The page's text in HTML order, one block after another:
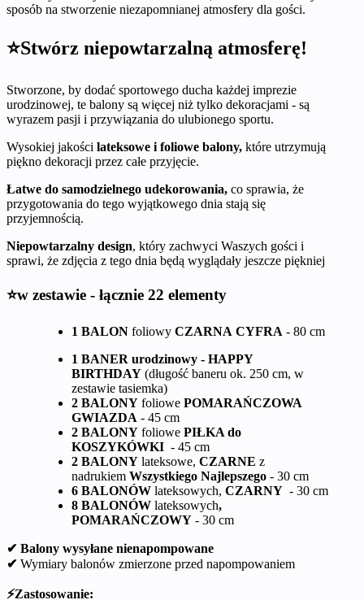
sposób na stworzenie niezapomnianej atmosfery dla gości.
⭐Stwórz niepowtarzalną atmosferę!
Stworzone, by dodać sportowego ducha każdej imprezie
urodzinowej, te balony są więcej niż tylko dekoracjami - są
wyrazem pasji i przywiązania do ulubionego sportu.
Wysokiej jakości lateksowe i foliowe balony, które utrzymują
piękno dekoracji przez całe przyjęcie.
Łatwe do samodzielnego udekorowania, co sprawia, że
przygotowania do tego wyjątkowego dnia stają się
przyjemnością.
Niepowtarzalny design, który zachwyci Waszych gości i
sprawi, że zdjęcia z tego dnia będą wyglądały jeszcze piękniej
⭐w zestawie - łącznie 22 elementy
1 BALON foliowy CZARNA CYFRA - 80 cm
1 BANER urodzinowy - HAPPY
BIRTHDAY (długość baneru ok. 250 cm, w
zestawie tasiemka)
2 BALONY foliowe POMARAŃCZOWA
GWIAZDA - 45 cm
2 BALONY foliowe PIŁKA do
KOSZYKÓWKI - 45 cm
2 BALONY lateksowe, CZARNE z
nadrukiem Wszystkiego Najlepszego - 30 cm
6 BALONÓW lateksowych, CZARNY - 30 cm
8 BALONÓW lateksowych,
POMARAŃCZOWY - 30 cm
✔ Balony wysyłane nienapompowane
✔ Wymiary balonów zmierzone przed napompowaniem
⚡Zastosowanie: